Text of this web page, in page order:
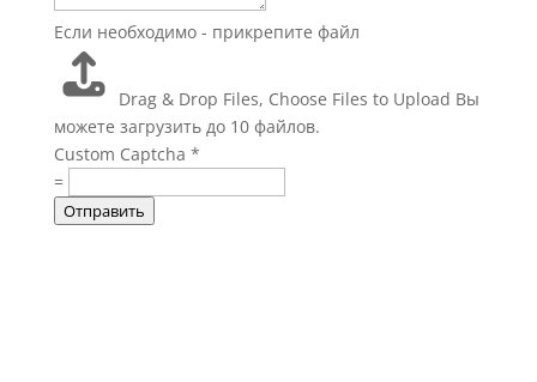
Если необходимо - прикрепите файл
Drag & Drop Files, Choose Files to Upload Вы
можете загрузить до 10 файлов.
Custom Captcha *
=
Отправить